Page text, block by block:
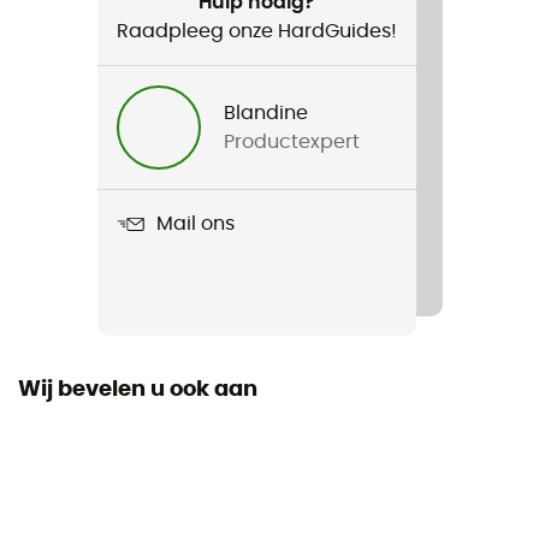
Raadpleeg onze HardGuides!
Blandine
Productexpert
Mail ons
Wij bevelen u ook aan